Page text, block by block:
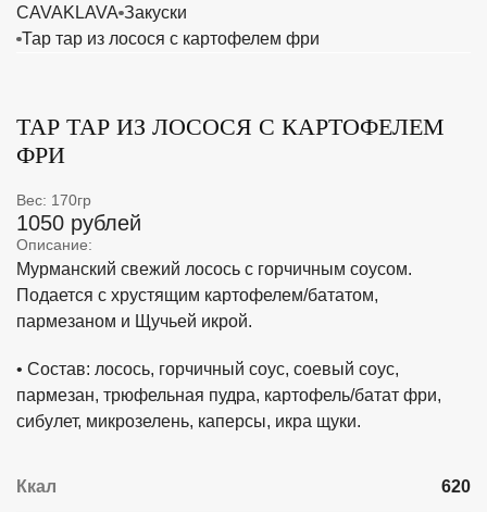
CAVAKLAVA Закуски
Тар тар из лосося с картофелем фри
ТАР ТАР ИЗ ЛОСОСЯ С КАРТОФЕЛЕМ
ФРИ
Вес: 170гр
1050 рублей
Описание:
Мурманский свежий лосось с горчичным соусом.
Подается с хрустящим картофелем/бататом,
пармезаном и Щучьей икрой.
• Состав: лосось, горчичный соус, соевый соус,
пармезан, трюфельная пудра, картофель/батат фри,
сибулет, микрозелень, каперсы, икра щуки.
Ккал
620